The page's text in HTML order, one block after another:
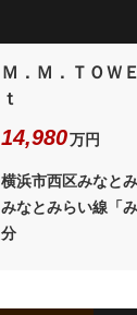
Ｍ．Ｍ．ＴＯＷ
ｔ
14,980万円
横浜市西区みなと
みなとみらい線「
分